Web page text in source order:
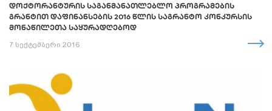
ᲓᲝᲥᲢᲝᲠᲐᲜᲢᲣᲠᲘᲡ ᲡᲐᲒᲐᲜᲛᲐᲜᲐᲗᲚᲔᲑᲚᲝ ᲞᲠᲝᲒᲠᲐᲛᲔᲑᲘᲡ
ᲒᲠᲐᲜᲢᲘᲗ ᲓᲐᲤᲘᲜᲐᲜᲡᲔᲑᲘᲡ 2016 ᲬᲚᲘᲡ ᲡᲐᲒᲠᲐᲜᲢᲝ ᲙᲝᲜᲙᲣᲠᲡᲘᲡ
ᲛᲝᲜᲐᲬᲘᲚᲔᲗᲐ ᲡᲐᲧᲣᲠᲐᲓᲦᲔᲑᲝᲓ
7 სექტემბერი 2016